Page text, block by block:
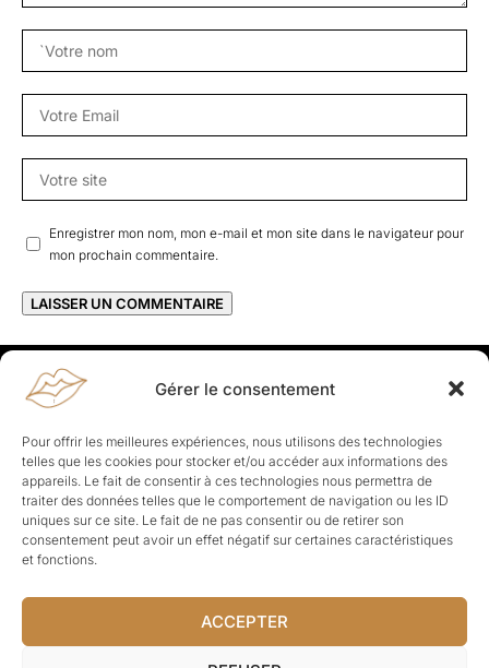
Gérer le consentement
Pour offrir les meilleures expériences, nous utilisons des technologies
telles que les cookies pour stocker et/ou accéder aux informations des
appareils. Le fait de consentir à ces technologies nous permettra de
traiter des données telles que le comportement de navigation ou les ID
uniques sur ce site. Le fait de ne pas consentir ou de retirer son
consentement peut avoir un effet négatif sur certaines caractéristiques
et fonctions.
ACCEPTER
Enregistrer mon nom, mon e-mail et mon site dans le navigateur pour
mon prochain commentaire.
Rapporteuses
À propos de Rapporteuses :Rapporteuses, c’est l’histoire de
Parisiennes, bien dans leurs baskets qui aiment rapporter ce qui leur
cause, leur apporte et leur rapporte !
Les Topics
Société Politique Business Culture
Sport
Lifestyle